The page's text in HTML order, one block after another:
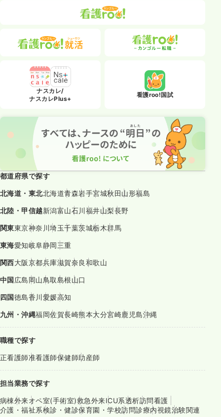
ナスカレ/
ナスカレPlus+
看護roo!国試
都道府県で探す
北海道・東北北海道青森岩手宮城秋田山形福島
北陸・甲信越新潟富山石川福井山梨長野
関東東京神奈川埼玉千葉茨城栃木群馬
東海愛知岐阜静岡三重
関西大阪京都兵庫滋賀奈良和歌山
中国広島岡山鳥取島根山口
四国徳島香川愛媛高知
九州・沖縄福岡佐賀長崎熊本大分宮崎鹿児島沖縄
職種で探す
正看護師准看護師保健師助産師
担当業務で探す
病棟外来オペ室(手術室)救急外来ICU系透析訪問看護
介護・福祉系検診・健診保育園・学校訪問診療内視鏡治験関連